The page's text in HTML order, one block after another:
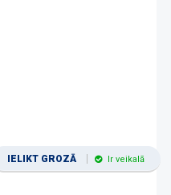
IELIKT GROZĀ Ir veikalā